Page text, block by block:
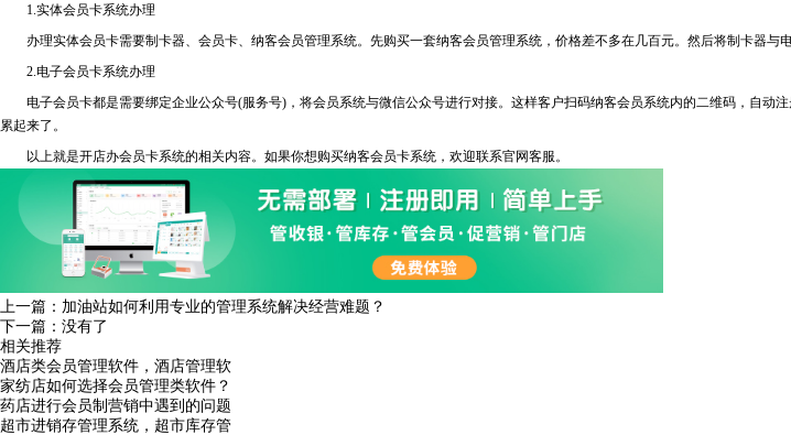
1.实体会员卡系统办理
办理实体会员卡需要制卡器、会员卡、纳客会员管理系统。先购买一套纳客会员管理系统，价格差不多在几百元。然后将制卡器与
2.电子会员卡系统办理
电子会员卡都是需要绑定企业公众号(服务号)，将会员系统与微信公众号进行对接。这样客户扫码纳客会员系统内的二维码，自动
累起来了。
以上就是开店办会员卡系统的相关内容。如果你想购买纳客会员卡系统，欢迎联系官网客服。
上一篇： 加油站如何利用专业的管理系统解决经营难题？
下一篇：没有了
相关推荐
酒店类会员管理软件，酒店管理软
家纺店如何选择会员管理类软件？
药店进行会员制营销中遇到的问题
超市进销存管理系统，超市库存管